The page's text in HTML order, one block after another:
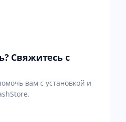
Свяжитесь с
вам с установкой и